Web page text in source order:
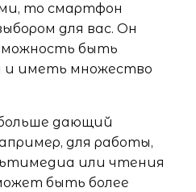
то смартфон
для вас. Он
быть
и иметь множество
дающий
для работы,
или чтения
быть более